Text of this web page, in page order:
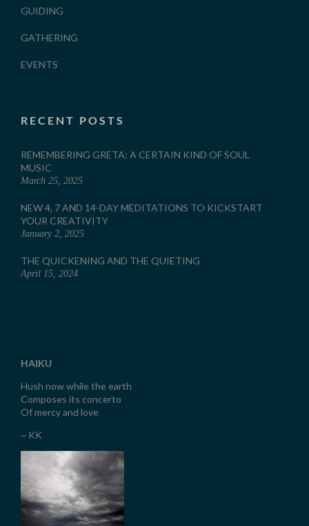
GUIDING
GATHERING
EVENTS
RECENT POSTS
REMEMBERING GRETA: A CERTAIN KIND OF SOUL
MUSIC
March 25, 2025
NEW 4, 7 AND 14-DAY MEDITATIONS TO KICKSTART
YOUR CREATIVITY
January 2, 2025
THE QUICKENING AND THE QUIETING
April 15, 2024
HAIKU
Hush now while the earth
Composes its concerto
Of mercy and love
~ KK